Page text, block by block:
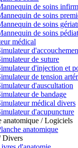
de soins
de soins
de soins
de soins
médical
de suture
d'injection et
de tension
d'auscultation
de bandage
médical divers
d'acupuncture
anatomique / Logiciels
anatomique
Divers